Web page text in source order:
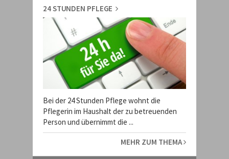
24 STUNDEN PFLEGE
Bei der 24 Stunden Pflege wohnt die
Pflegerin im Haushalt der zu betreuenden
Person und übernimmt die ...
MEHR ZUM THEMA